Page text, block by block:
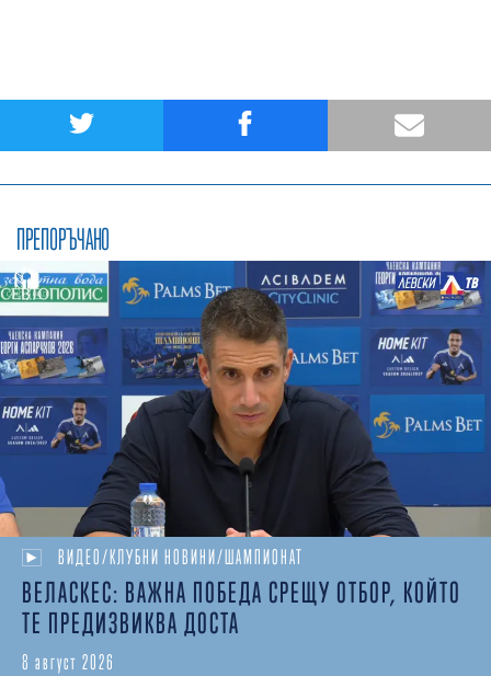
ПРЕПОРЪЧАНО
ВИДЕО/КЛУБНИ НОВИНИ/ШАМПИОНАТ
ВЕЛАСКЕС: ВАЖНА ПОБЕДА СРЕЩУ ОТБОР, КОЙТО
ТЕ ПРЕДИЗВИКВА ДОСТА
8 август 2026